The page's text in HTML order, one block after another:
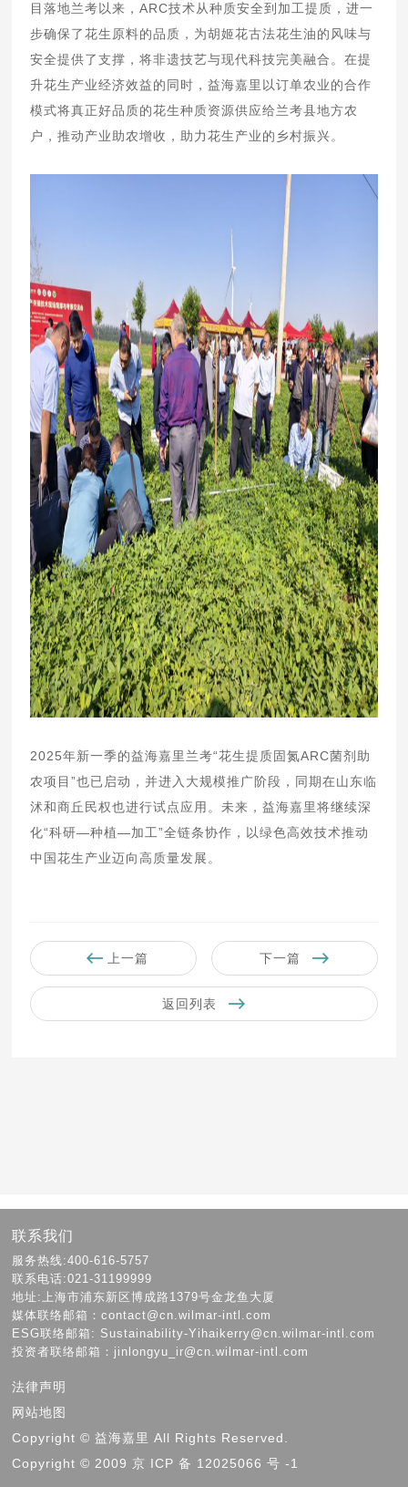
目落地兰考以来，ARC技术从种质安全到加工提质，进一
步确保了花生原料的品质，为胡姬花古法花生油的风味与
安全提供了支撑，将非遗技艺与现代科技完美融合。在提
升花生产业经济效益的同时，益海嘉里以订单农业的合作
模式将真正好品质的花生种质资源供应给兰考县地方农
户，推动产业助农增收，助力花生产业的乡村振兴。
2025年新一季的益海嘉里兰考“花生提质固氮ARC菌剂助
农项目”也已启动，并进入大规模推广阶段，同期在山东临
沭和商丘民权也进行试点应用。未来，益海嘉里将继续深
化“科研—种植—加工”全链条协作，以绿色高效技术推动
中国花生产业迈向高质量发展。
上一篇 下一篇
返回列表
联系我们
服务热线:400-616-5757
联系电话:021-31199999
地址:上海市浦东新区博成路1379号金龙鱼大厦
媒体联络邮箱：contact@cn.wilmar-intl.com
ESG联络邮箱: Sustainability-Yihaikerry@cn.wilmar-intl.com
投资者联络邮箱：jinlongyu_ir@cn.wilmar-intl.com
法律声明
网站地图
Copyright © 益海嘉里 All Rights Reserved.
Copyright © 2009 京 ICP 备 12025066 号 -1